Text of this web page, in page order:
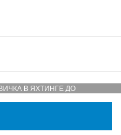
В ЯХТИНГЕ ДО
УРОВНЯ ISSA